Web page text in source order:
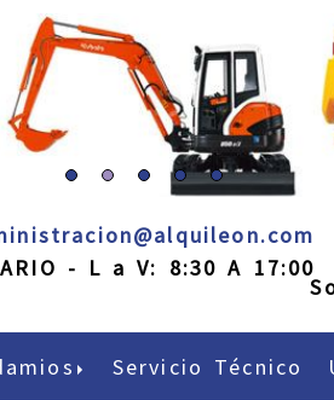
alquileon.com
- L a V: 8:30 A 17:00
Servicio Técnico